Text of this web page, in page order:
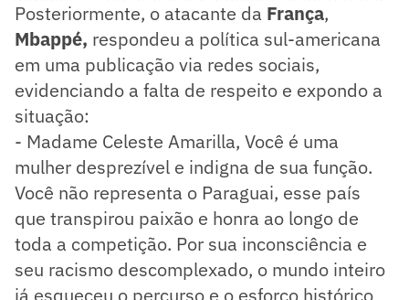
Posteriormente, o atacante da França,
Mbappé, respondeu a política sul-americana
em uma publicação via redes sociais,
evidenciando a falta de respeito e expondo a
situação:
- Madame Celeste Amarilla, Você é uma
mulher desprezível e indigna de sua função.
Você não representa o Paraguai, esse país
que transpirou paixão e honra ao longo de
toda a competição. Por sua inconsciência e
seu racismo descomplexado, o mundo inteiro